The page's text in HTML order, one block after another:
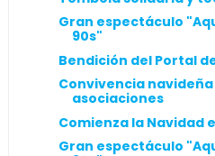
Gran espectáculo
90s"
Bendición del Portal
Convivencia
asociaciones
Comienza la Navidad
Gran espectáculo